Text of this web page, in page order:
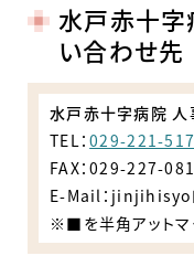
水戸赤十字
い合わせ先
水戸赤十字病院 人
TEL：029-221-
FAX：029-227-
E-Mail：
※■を半角アットマ